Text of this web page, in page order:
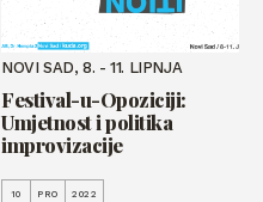
NOVI SAD, 8. - 11. LIPNJA
Festival-u-Opoziciji:
Umjetnost i politika
improvizacije
10 PRO 2022